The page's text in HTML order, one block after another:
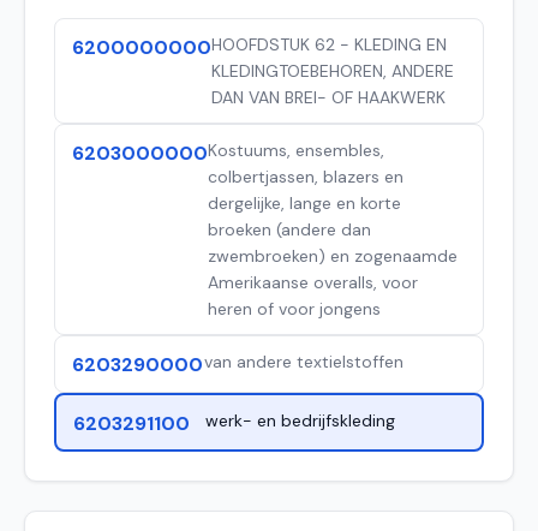
6200000000HOOFDSTUK 62 - KLEDING EN
KLEDINGTOEBEHOREN, ANDERE
DAN VAN BREI- OF HAAKWERK
6203000000Kostuums, ensembles,
colbertjassen, blazers en
dergelijke, lange en korte
broeken (andere dan
zwembroeken) en zogenaamde
Amerikaanse overalls, voor
heren of voor jongens
6203290000van andere textielstoffen
6203291100 werk- en bedrijfskleding